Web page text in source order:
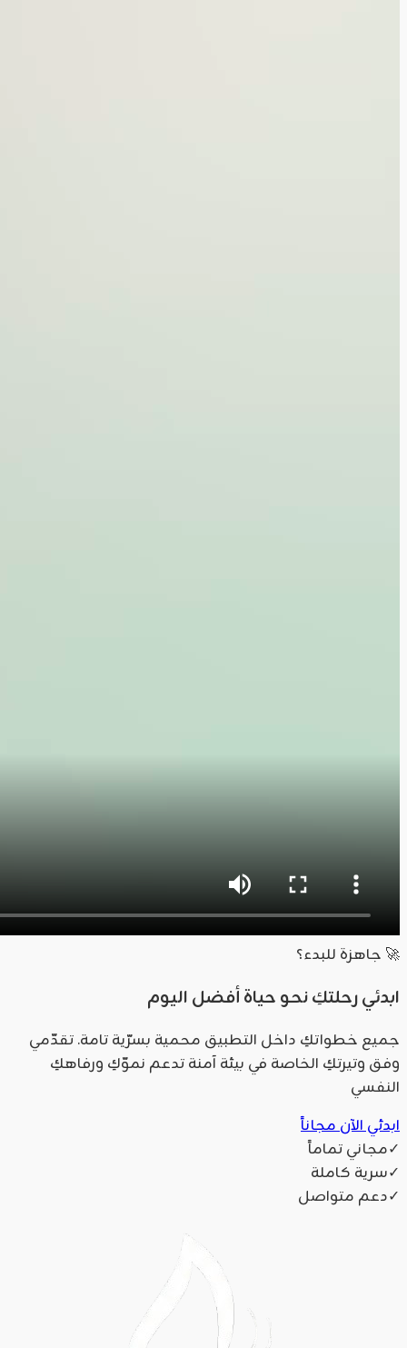
🚀 جاهزة للبدء؟
ابدئي رحلتكِ نحو حياة أفضل اليوم
جميع خطواتكِ داخل التطبيق محمية بسرّية تامة. تقدّمي
وفق وتيرتكِ الخاصة في بيئة آمنة تدعم نموّكِ ورفاهكِ
النفسي
ابدئي الآن مجاناً
✓مجاني تماماً
✓سرية كاملة
✓دعم متواصل